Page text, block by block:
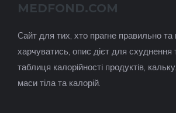
MEDFOND.COM
Cайт для тих, хто прагне правильно та
харчуватись, опис дієт для схуднення
таблиця калорійності продуктів,
маси тіла та калорій.